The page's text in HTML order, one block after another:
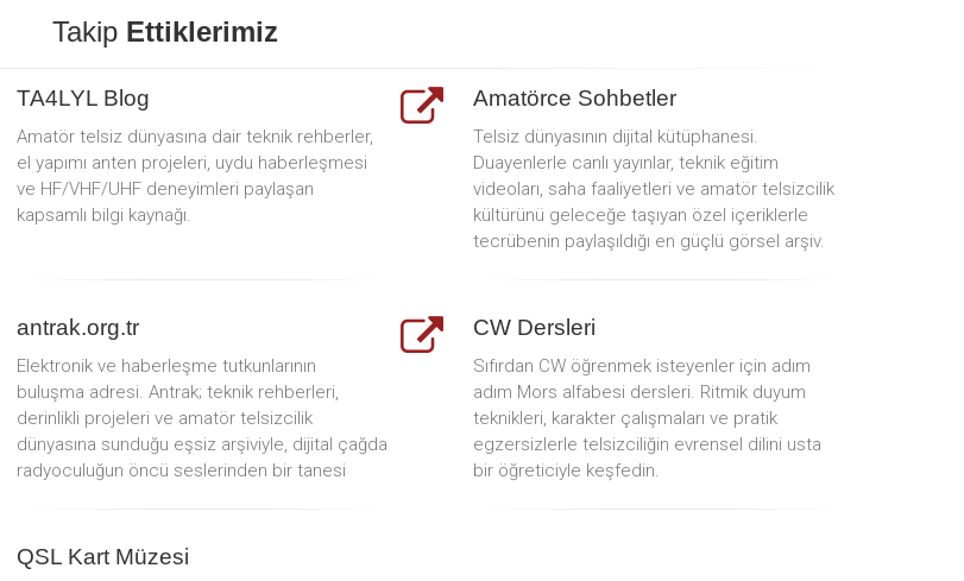
Takip Ettiklerimiz
TA4LYL Blog
Amatör telsiz dünyasına dair teknik rehberler,
el yapımı anten projeleri, uydu haberleşmesi
ve HF/VHF/UHF deneyimleri paylaşan
kapsamlı bilgi kaynağı.
Amatörce Sohbetler
Telsiz dünyasının dijital kütüphanesi.
Duayenlerle canlı yayınlar, teknik eğitim
videoları, saha faaliyetleri ve amatör telsizcilik
kültürünü geleceğe taşıyan özel içeriklerle
tecrübenin paylaşıldığı en güçlü görsel arşiv.
antrak.org.tr
Elektronik ve haberleşme tutkunlarının
buluşma adresi. Antrak; teknik rehberleri,
derinlikli projeleri ve amatör telsizcilik
dünyasına sunduğu eşsiz arşiviyle, dijital çağda
radyoculuğun öncü seslerinden bir tanesi
CW Dersleri
Sıfırdan CW öğrenmek isteyenler için adım
adım Mors alfabesi dersleri. Ritmik duyum
teknikleri, karakter çalışmaları ve pratik
egzersizlerle telsizciliğin evrensel dilini usta
bir öğreticiyle keşfedin.
QSL Kart Müzesi